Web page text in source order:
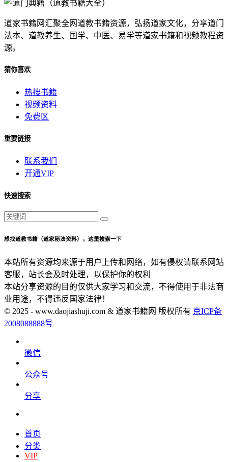
道家书籍网汇聚全网道教书籍资源，弘扬道家文化，分享道门
法本、道教养生、国学、中医、易学等道家书籍和视频教程资
源。
猜你喜欢
热搜书籍
视频资料
免费区
重要链接
联系我们
开通VIP
快速搜索
想找道教书籍（道家秘法资料），这里搜索一下
本站所有资源均来源于用户上传和网络，如有侵权请联系网站
客服，站长会及时处理，以保护你的权利
本站分享资源的目的仅供大家学习和交流，不得使用于非法商
业用途，不得违反国家法律！
© 2025 - www.daojiashuji.com & 道家书籍网 版权所有 京ICP备
2008088888号
微信
公众号
分享
首页
分类
VIP